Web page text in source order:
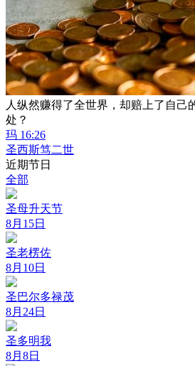
人纵然赚得了全世界，却赔上了自己
处？
玛 16:26
圣西斯笃二世
近期节日
全部
圣母升天节
8月15日
圣老楞佐
8月10日
圣巴尔多禄茂
8月24日
圣多明我
8月8日